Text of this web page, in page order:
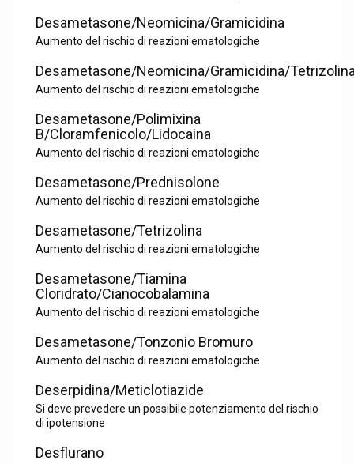
Desametasone/Neomicina/Gramicidina
Aumento del rischio di reazioni ematologiche
Desametasone/Neomicina/Gramicidina/
Aumento del rischio di reazioni ematologiche
Desametasone/Polimixina
B/Cloramfenicolo/Lidocaina
Aumento del rischio di reazioni ematologiche
Desametasone/Prednisolone
Aumento del rischio di reazioni ematologiche
Desametasone/Tetrizolina
Aumento del rischio di reazioni ematologiche
Desametasone/Tiamina
Cloridrato/Cianocobalamina
Aumento del rischio di reazioni ematologiche
Desametasone/Tonzonio Bromuro
Aumento del rischio di reazioni ematologiche
Deserpidina/Meticlotiazide
Si deve prevedere un possibile potenziamento del rischio
di ipotensione
Desflurano